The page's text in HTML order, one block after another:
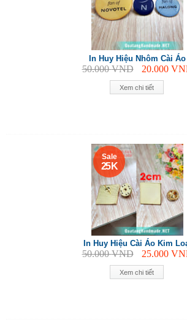
Xem chi tiết
In Huy Hiệu Nhôm Cài Áo
50.000VND 20.000
Xem chi tiết
Sale
25 K
In Huy Hiệu Cài Áo Kim
50.000VND 25.000